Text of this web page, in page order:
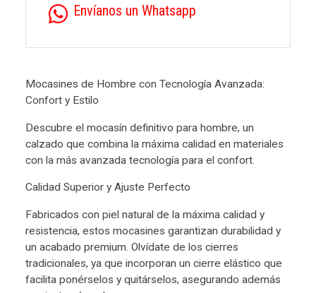
Envíanos un Whatsapp
Mocasines de Hombre con Tecnología Avanzada:
Confort y Estilo
Descubre el mocasín definitivo para hombre, un
calzado que combina la máxima calidad en materiales
con la más avanzada tecnología para el confort.
Calidad Superior y Ajuste Perfecto
Fabricados con piel natural de la máxima calidad y
resistencia, estos mocasines garantizan durabilidad y
un acabado premium. Olvídate de los cierres
tradicionales, ya que incorporan un cierre elástico que
facilita ponérselos y quitárselos, asegurando además